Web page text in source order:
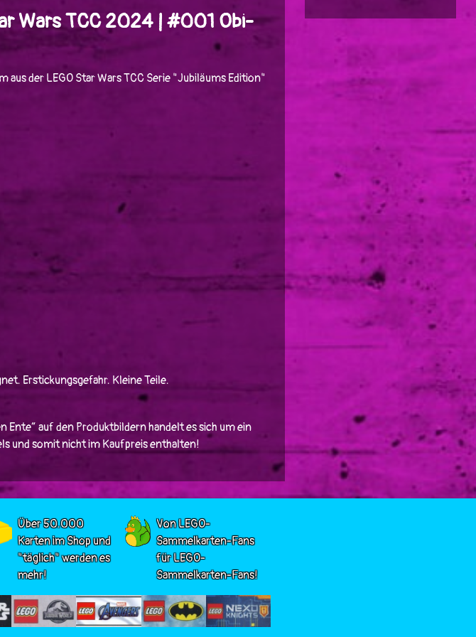
Wars TCC 2024 | #001 Obi-
der LEGO Star Wars TCC Serie "Jubiläums Edition"
Erstickungsgefahr. Kleine Teile.
Ente“ auf den Produktbildern handelt es sich um ein
und somit nicht im Kaufpreis enthalten!
Über 50.000
Karten im Shop und
"täglich" werden es
mehr!
Von LEGO-
Sammelkarten-Fans
für LEGO-
Sammelkarten-Fans!